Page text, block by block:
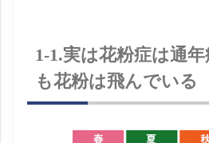
1-1.実は花粉症は通
も花粉は飛んでいる